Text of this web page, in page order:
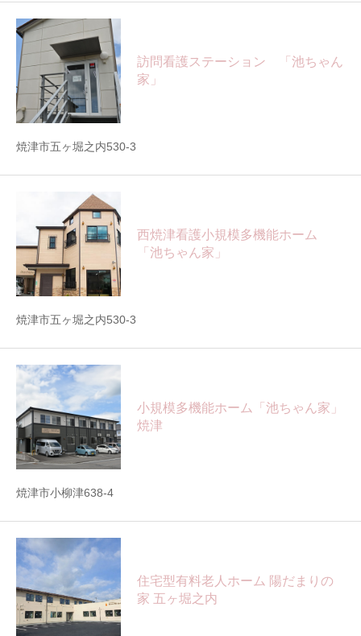
訪問看護ステーション 「池ちゃん
家」
焼津市五ヶ堀之内530-3
西焼津看護小規模多機能ホーム
「池ちゃん家」
焼津市五ヶ堀之内530-3
小規模多機能ホーム「池ちゃん家」
焼津
焼津市小柳津638-4
住宅型有料老人ホーム 陽だまりの
家 五ヶ堀之内